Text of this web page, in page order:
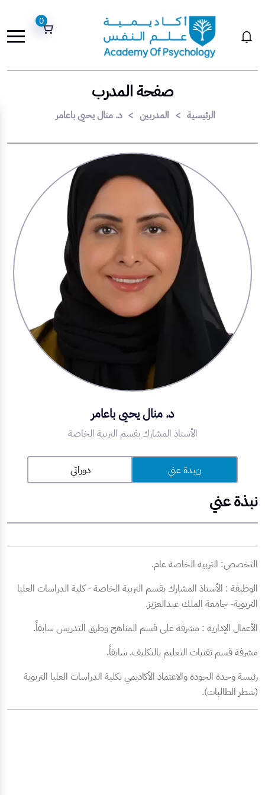
0
صفحة المدرب
الرئيسية > المدربين > د. منال يحيى باعامر
د. منال يحيى باعامر
الأستاذ المشارك بقسم التربية الخاصة
نبذة عني دوراتي
نبذة عني
التخصص: التربية الخاصة عام.
الوظيفة : الأستاذ المشارك بقسم التربية الخاصة - كلية الدراسات العليا
التربوية- جامعة الملك عبدالعزيز.
الأعمال الإدارية : مشرفة على قسم المناهج وطرق التدريس سابقاً.
مشرفة قسم تقنيات التعليم بالتكليف. سابقاً.
رئيسة وحدة الجودة والاعتماد الأكاديمي بكلية الدراسات العليا التربوية
(شطر الطالبات).